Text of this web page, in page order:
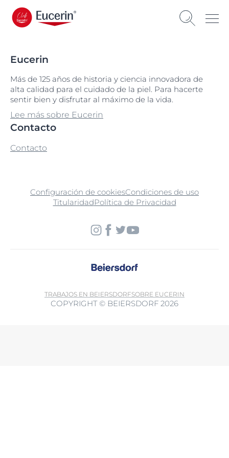
Eucerin
Más de 125 años de historia y ciencia innovadora de
alta calidad para el cuidado de la piel. Para hacerte
sentir bien y disfrutar al máximo de la vida.
Lee más sobre Eucerin
Contacto
Contacto
Configuración de cookiesCondiciones de uso
TitularidadPolítica de Privacidad
TRABAJOS EN BEIERSDORFSOBRE EUCERIN
COPYRIGHT © BEIERSDORF 2026